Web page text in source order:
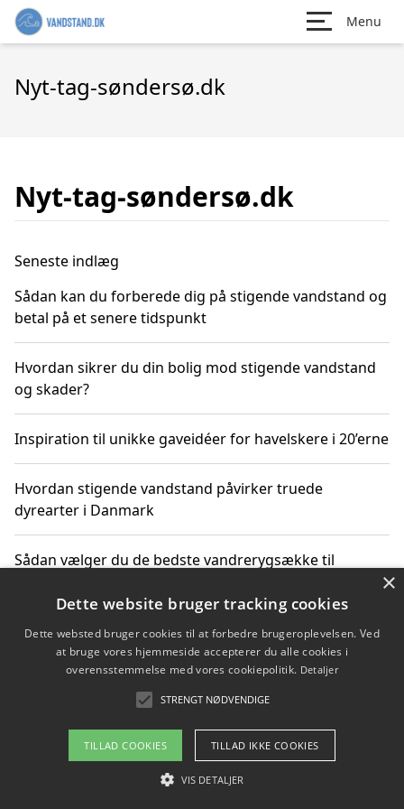
Menu
Nyt-tag-søndersø.dk
Nyt-tag-søndersø.dk
Seneste indlæg
Sådan kan du forberede dig på stigende vandstand og
betal på et senere tidspunkt
Hvordan sikrer du din bolig mod stigende vandstand
og skader?
Inspiration til unikke gaveidéer for havelskere i 20’erne
Hvordan stigende vandstand påvirker truede
dyrearter i Danmark
Sådan vælger du de bedste vandrerygsække til
Copyright 2026 - Pilanto Aps
Om / kontakt
×
Dette website bruger tracking cookies
Dette websted bruger cookies til at forbedre brugeroplevelsen. Ved
at bruge vores hjemmeside accepterer du alle cookies i
overensstemmelse med vores cookiepolitik. Detaljer
STRENGT NØDVENDIGE
TILLAD COOKIES TILLAD IKKE COOKIES
VIS DETALJER